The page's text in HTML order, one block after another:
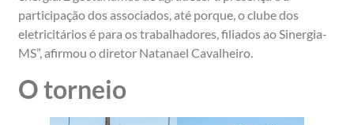
participação dos associados, até porque, o clube dos
eletricitários é para os trabalhadores, filiados ao Sinergia-
MS”, afirmou o diretor Natanael Cavalheiro.
O torneio